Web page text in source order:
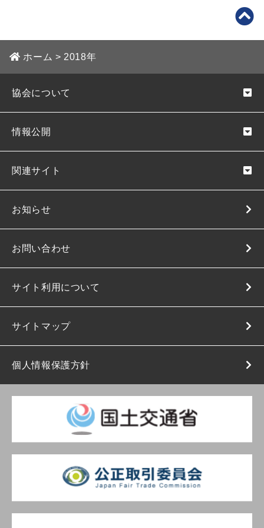
ホーム > 2018年
協会について
情報公開
関連サイト
お知らせ
お問い合わせ
サイト利用について
サイトマップ
個人情報保護方針